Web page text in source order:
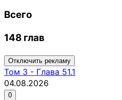
Всего
148 глав
Отключить рекламу
Том 3 - Глава 51.1
04.08.2026
0